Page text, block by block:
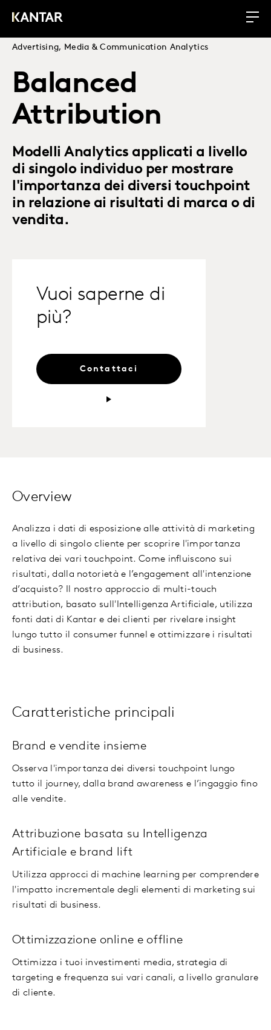
Advertising, Media & Communication Analytics
Balanced
Attribution
Modelli Analytics applicati a livello
di singolo individuo per mostrare
l'importanza dei diversi touchpoint
in relazione ai risultati di marca o di
vendita.
Vuoi saperne di
più?
Contattaci
Overview
Analizza i dati di esposizione alle attività di marketing
a livello di singolo cliente per scoprire l'importanza
relativa dei vari touchpoint. Come influiscono sui
risultati, dalla notorietà e l’engagement all'intenzione
d’acquisto? Il nostro approccio di multi-touch
attribution, basato sull'Intelligenza Artificiale, utilizza
fonti dati di Kantar e dei clienti per rivelare insight
lungo tutto il consumer funnel e ottimizzare i risultati
di business.
Caratteristiche principali
Brand e vendite insieme
Osserva l'importanza dei diversi touchpoint lungo
tutto il journey, dalla brand awareness e l’ingaggio fino
alle vendite.
Attribuzione basata su Intelligenza
Artificiale e brand lift
Utilizza approcci di machine learning per comprendere
l'impatto incrementale degli elementi di marketing sui
risultati di business.
Ottimizzazione online e offline
Ottimizza i tuoi investimenti media, strategia di
targeting e frequenza sui vari canali, a livello granulare
di cliente.